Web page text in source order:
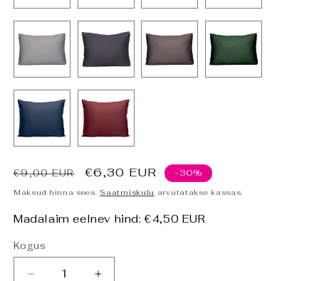
Tavahind
€9,00 EUR
Allahindluse
hind
€6,30 EUR -30%
Maksud hinna sees. Saatmiskulu arvutatakse kassas.
Madalaim eelnev hind: €4,50 EUR
Kogus